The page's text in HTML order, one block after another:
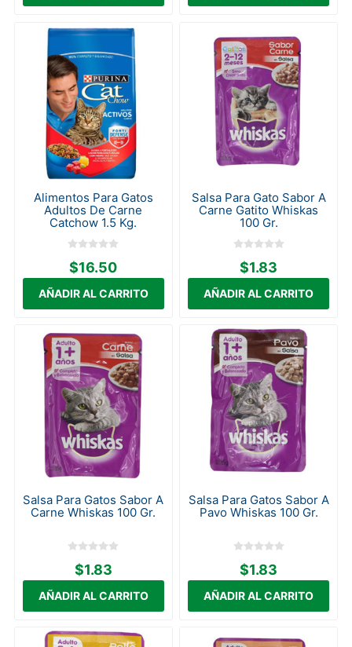
Alimentos Para Gatos
Adultos De Carne
Catchow 1.5 Kg.
$16.50
Salsa Para Gato Sabor A
Carne Gatito Whiskas
100 Gr.
$1.83
Salsa Para Gatos Sabor A
Carne Whiskas 100 Gr.
$1.83
Salsa Para Gatos Sabor A
Pavo Whiskas 100 Gr.
$1.83